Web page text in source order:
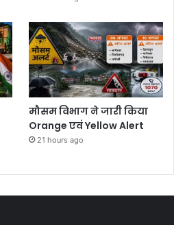
मौसम विभाग ने जारी किया
Orange एवं Yellow Alert
21 hours ago